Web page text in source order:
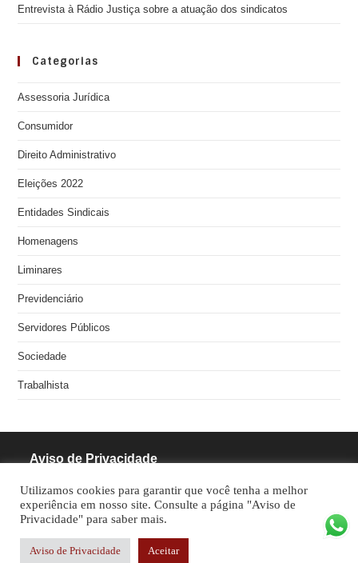
Entrevista à Rádio Justiça sobre a atuação dos sindicatos
Categorias
Assessoria Jurídica
Consumidor
Direito Administrativo
Eleições 2022
Entidades Sindicais
Homenagens
Liminares
Previdenciário
Servidores Públicos
Sociedade
Trabalhista
Aviso de Privacidade
RODRIGUES PINHEIRO ADVOCACIA S/S
CNPJ: 05.462.770/0001-70
Utilizamos cookies para garantir que você tenha a melhor
experiência em nosso site. Consulte a página "Aviso de
Privacidade" para saber mais.
Aviso de Privacidade Aceitar